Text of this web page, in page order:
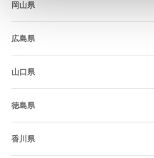
岡山県
広島県
山口県
徳島県
香川県